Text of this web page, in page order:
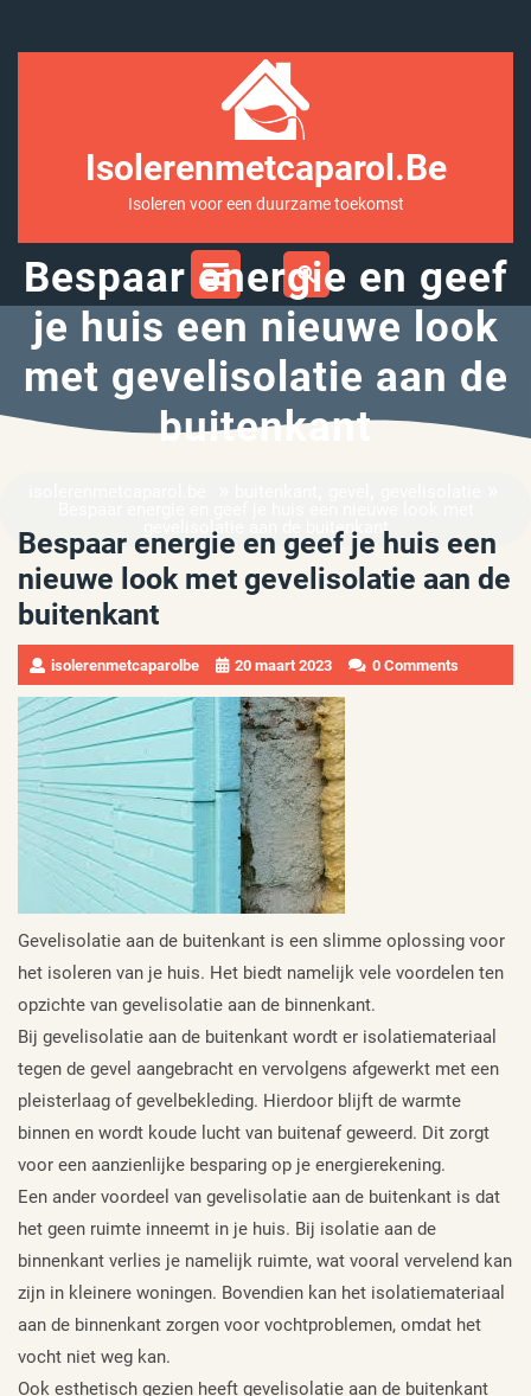
Isolerenmetcaparol.be
Isoleren voor een duurzame toekomst
Open
Menu
Bespaar energie en geef
je huis een nieuwe look
met gevelisolatie aan de
buitenkant
gevelisolatie aan de buitenkant
Bespaar energie en geef je huis een
nieuwe look met gevelisolatie aan de
buitenkant
isolerenmetcaparolbe 20 maart 2023 0 Comments
Gevelisolatie aan de buitenkant is een slimme oplossing voor
het isoleren van je huis. Het biedt namelijk vele voordelen ten
opzichte van gevelisolatie aan de binnenkant.
Bij gevelisolatie aan de buitenkant wordt er isolatiemateriaal
tegen de gevel aangebracht en vervolgens afgewerkt met een
pleisterlaag of gevelbekleding. Hierdoor blijft de warmte
binnen en wordt koude lucht van buitenaf geweerd. Dit zorgt
voor een aanzienlijke besparing op je energierekening.
Een ander voordeel van gevelisolatie aan de buitenkant is dat
het geen ruimte inneemt in je huis. Bij isolatie aan de
binnenkant verlies je namelijk ruimte, wat vooral vervelend kan
zijn in kleinere woningen. Bovendien kan het isolatiemateriaal
aan de binnenkant zorgen voor vochtproblemen, omdat het
vocht niet weg kan.
Ook esthetisch gezien heeft gevelisolatie aan de buitenkant